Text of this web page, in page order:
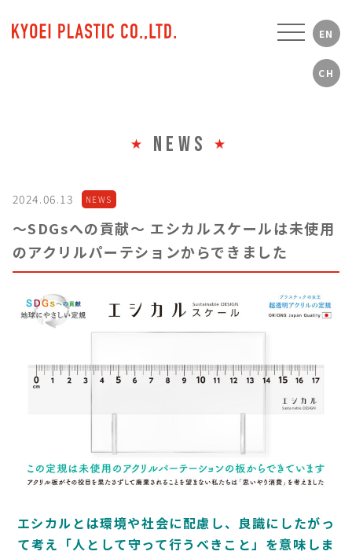
NEWS
2024.06.13 NEWS
〜SDGsへの貢献〜 エシカルスケールは未使用
のアクリルパーテションからできました
エシカルとは環境や社会に配慮し、良識にしたがっ
て考え「人として守って行うべきこと」を意味しま